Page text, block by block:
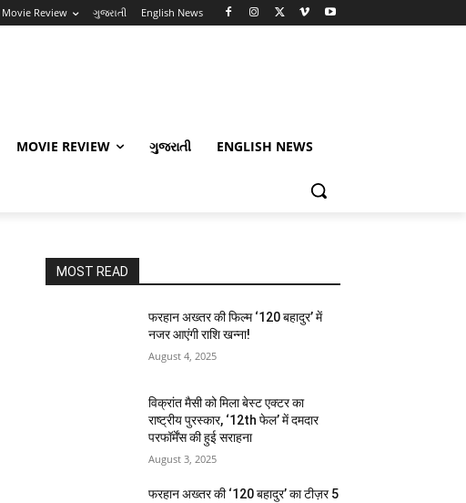
Movie Review ગુજરાતી English News
MOVIE REVIEW ગુજરાતી ENGLISH NEWS
MOST READ
फरहान अख्तर की फिल्म ‘120 बहादुर’ में
नजर आएंगी राशि खन्ना!
August 4, 2025
विक्रांत मैसी को मिला बेस्ट एक्टर का
राष्ट्रीय पुरस्कार, ‘12th फेल’ में दमदार
परफॉर्मेंस की हुई सराहना
August 3, 2025
फरहान अख्तर की ‘120 बहादुर’ का टीज़र 5